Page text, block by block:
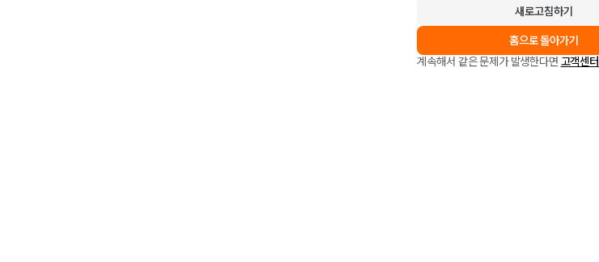
새로고침하기
홈으로 돌아가기
계속해서 같은 문제가 발생한다면 고객센터